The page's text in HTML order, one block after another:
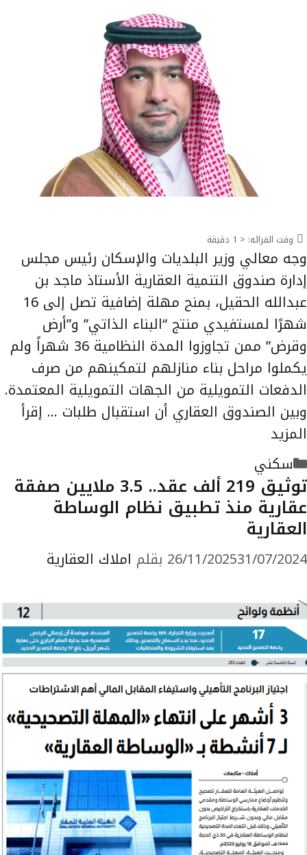
وقت القرائه: < 1 دقيقة
وجه معالي وزير البلديات والإسكان رئيس مجلس
إدارة صندوق التنمية العقارية الأستاذ ماجد بن
عبدالله الحقيل، بمنح مهلة إضافية تصل إلى 16
شهرًا لمستفيدي منتج “البناء الذاتي” و”أرض
وقرض” ممن تجاوزوا المدة النظامية 36 شهراً ولم
يكملوا مراحل بناء منازلهم لتمكينهم من صرف
الدفعات التمويلية من الجهات التمويلية المعتمدة.
وبين الصندوق العقاري أن استقبال طلبات … إقرأ
المزيد
التصنيفات
سكني
توثيق 219 ألف عقد.. 3.5 ملايين صفقة
عقارية منذ تطبيق نظام الوساطة
العقارية
26/11/202531/07/2024 بقلم املاك العقارية